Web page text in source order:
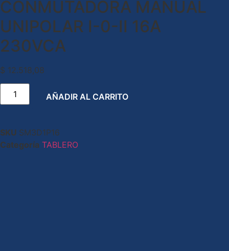
CONMUTADORA MANUAL
UNIPOLAR I-0-II 16A
230VCA
$ 12.518,08
AÑADIR AL CARRITO
SKU SM3D1P16
Categoría TABLERO